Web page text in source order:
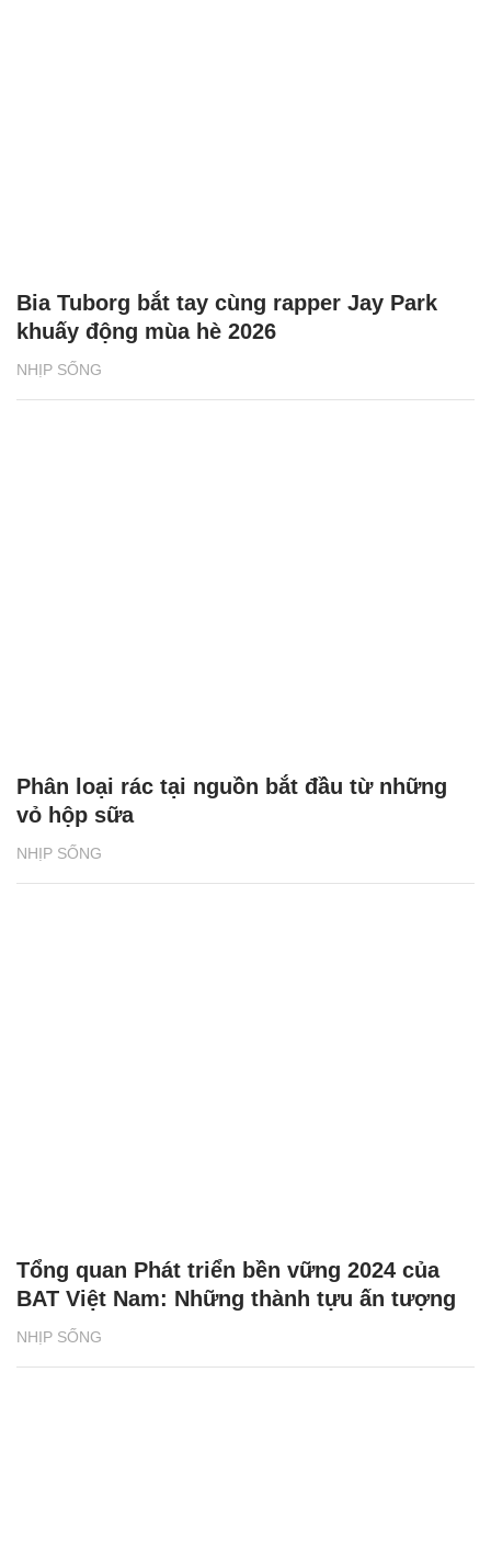
NHỊP SỐNG
Bia Tuborg bắt tay cùng rapper Jay Park
khuấy động mùa hè 2026
NHỊP SỐNG
Phân loại rác tại nguồn bắt đầu từ những
vỏ hộp sữa
NHỊP SỐNG
Tổng quan Phát triển bền vững 2024 của
BAT Việt Nam: Những thành tựu ấn tượng